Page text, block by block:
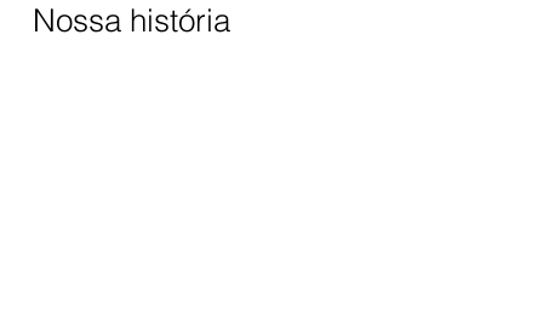
Nossa história